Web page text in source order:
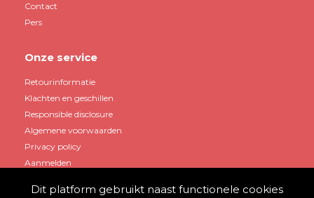
Contact
Pers
Onze service
Retourinformatie
Klachten en geschillen
Responsible disclosure
Algemene voorwaarden
Privacy policy
Aanmelden
Dit platform gebruikt naast functionele cookies